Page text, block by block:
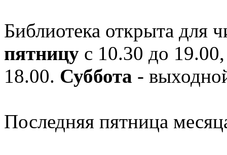
Библиотека открыта для
пятницу с 10.30 до
18.00. Суббота -
Последняя пятница